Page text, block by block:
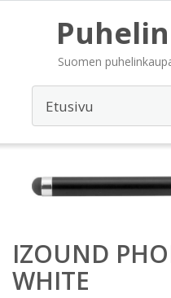
Suomen
IZOUND
WHITE